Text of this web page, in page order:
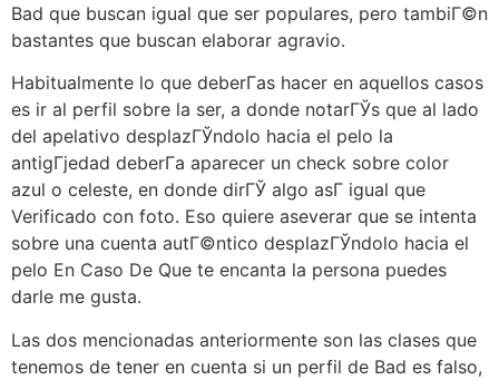
Bad que buscan igual que ser populares, pero tambiГ©n
bastantes que buscan elaborar agravio.
Habitualmente lo que deberГ­as hacer en aquellos casos
es ir al perfil sobre la ser, a donde notarГЎs que al lado
del apelativo desplazГЎndolo hacia el pelo la
antigГјedad deberГ­a aparecer un check sobre color
azul o celeste, en donde dirГЎ algo asГ­ igual que
Verificado con foto. Eso quiere aseverar que se intenta
sobre una cuenta autГ©ntico desplazГЎndolo hacia el
pelo En Caso De Que te encanta la persona puedes
darle me gusta.
Las dos mencionadas anteriormente son las clases que
tenemos de tener en cuenta si un perfil de Bad es falso,